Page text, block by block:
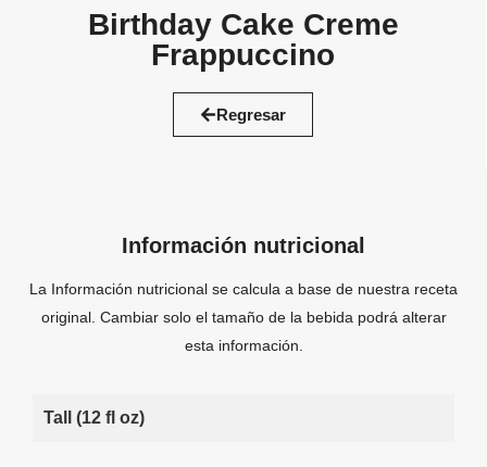
Birthday Cake Creme
Frappuccino
Regresar
Información nutricional
La Información nutricional se calcula a base de nuestra receta
original. Cambiar solo el tamaño de la bebida podrá alterar
esta información.
Tall (12 fl oz)